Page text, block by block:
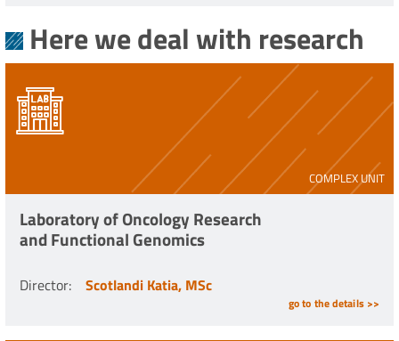
Here we deal with research
COMPLEX UNIT
Laboratory of Oncology Research
and Functional Genomics
Director: Scotlandi Katia, MSc
go to the details >>